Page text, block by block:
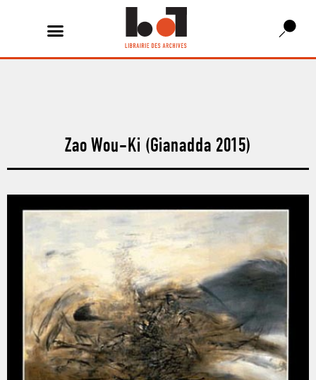
Zao Wou-Ki (Gianadda 2015)